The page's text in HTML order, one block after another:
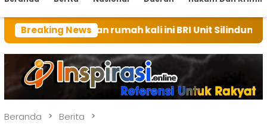
Breaking News
tuan rumah kali ini BRI Unit Silindung Tarutung
Beranda Berita